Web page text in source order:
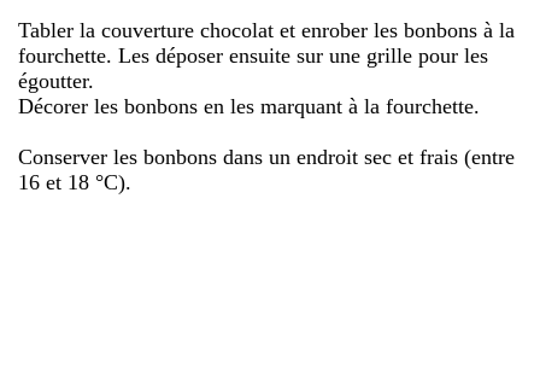
Tabler la couverture chocolat et enrober les bonbons à la
fourchette. Les déposer ensuite sur une grille pour les
égoutter.
Décorer les bonbons en les marquant à la fourchette.
Conserver les bonbons dans un endroit sec et frais (entre
16 et 18 °C).